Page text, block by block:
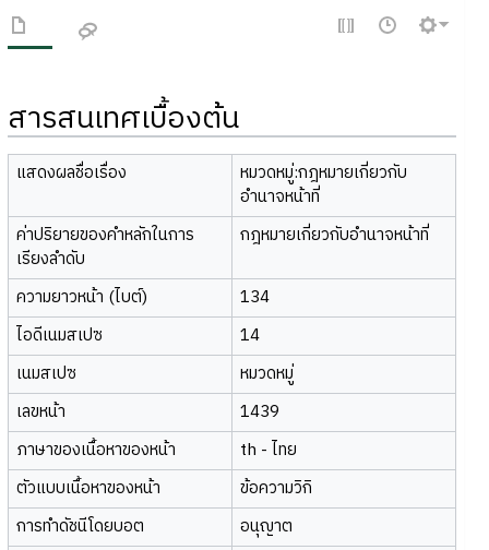
สารสนเทศเบื้องต้น
แสดงผลชื่อเรื่อง
หมวดหมู่:กฎหมายเกี่ยวกับ
อำนาจหน้าที่
ค่าปริยายของคำหลักในการ
เรียงลำดับ
กฎหมายเกี่ยวกับอำนาจหน้าที่
ความยาวหน้า (ไบต์)
134
ไอดีเนมสเปซ
14
เนมสเปซ
หมวดหมู่
เลขหน้า
1439
ภาษาของเนื้อหาของหน้า
th - ไทย
ตัวแบบเนื้อหาของหน้า
ข้อความวิกิ
การทำดัชนีโดยบอต
อนุญาต